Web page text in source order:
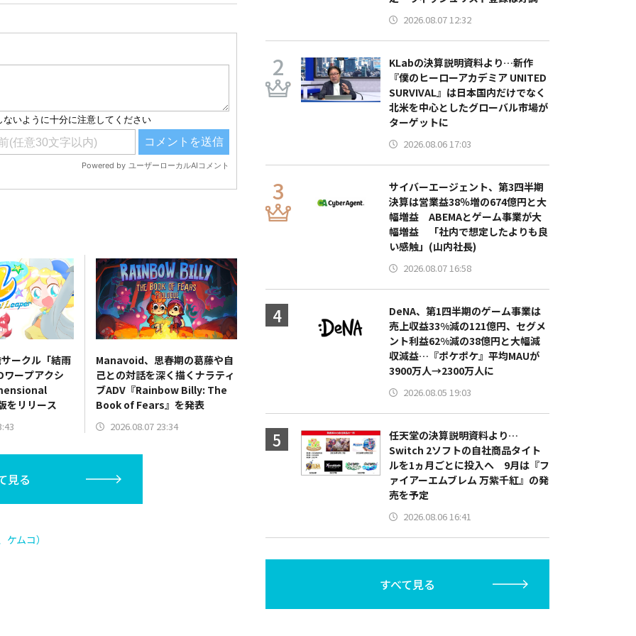
ークル「結雨
ワープアクシ
をリリース
Manavoid、思春期の葛藤や自
己との対話を深く描くナラティ
ブADV『Rainbow Billy: The
Book of Fears』を発表
2026.08.07 23:34
見る
ムコ）
2026.08.07 12:32
KLabの決算説明資料より…新作
『僕のヒーローアカデミア UNITED
SURVIVAL』は日本国内だけでなく
北米を中心としたグローバル市場が
ターゲットに
2026.08.06 17:03
サイバーエージェント、第3四半期
決算は営業益38％増の674億円と大
幅増益 ABEMAとゲーム事業が大
幅増益 「社内で想定したよりも良
い感触」(山内社長)
2026.08.07 16:58
DeNA、第1四半期のゲーム事業は
売上収益33%減の121億円、セグメ
ント利益62%減の38億円と大幅減
収減益…『ポケポケ』平均MAUが
3900万人→2300万人に
2026.08.05 19:03
任天堂の決算説明資料より…
Switch 2ソフトの自社商品タイト
ルを1ヵ月ごとに投入へ 9月は『フ
ァイアーエムブレム 万紫千紅』の発
売を予定
2026.08.06 16:41
すべて見る